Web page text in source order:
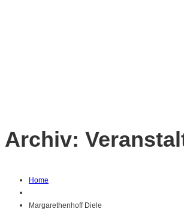
Archiv:
Home
Margarethenhoff Diele